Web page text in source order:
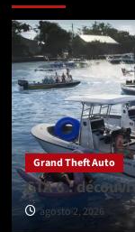
Grand Theft Auto
GTA 6 :
agosto 2, 2026